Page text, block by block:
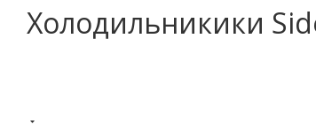
Холодильникики